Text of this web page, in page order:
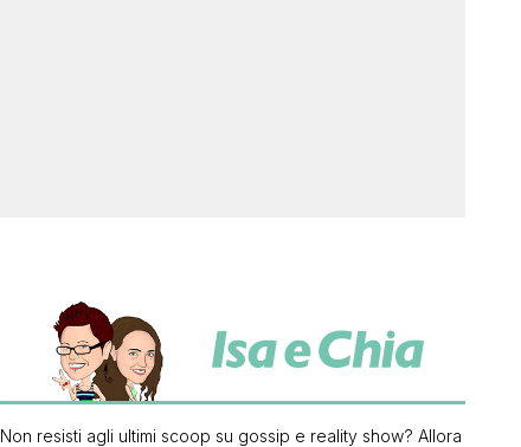
Non resisti agli ultimi scoop su gossip e reality show? Allora